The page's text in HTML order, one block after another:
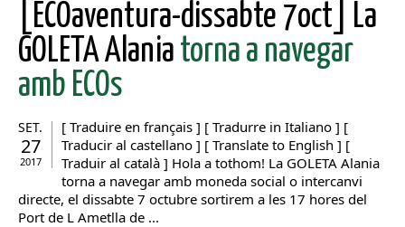
[ECOaventura-dissabte 7oct] La
GOLETA Alania torna a navegar
amb ECOs
SET.
27
2017
[ Traduire en français ] [ Tradurre in Italiano ] [
Traducir al castellano ] [ Translate to English ] [
Traduir al català ] Hola a tothom! La GOLETA Alania
torna a navegar amb moneda social o intercanvi
directe, el dissabte 7 octubre sortirem a les 17 hores del
Port de L Ametlla de ...